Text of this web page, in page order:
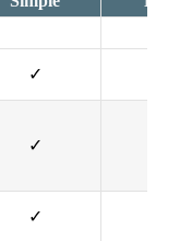
✓
✓
✓